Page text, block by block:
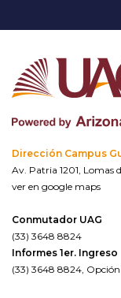
Dirección Campus
Av. Patria 1201, Lomas
ver en google maps
Conmutador UAG
(33) 3648 8824
Informes 1er. Ingreso
(33) 3648 8824, Opción